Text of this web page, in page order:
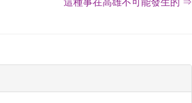
這種事在高雄不可能發生的 ⇒